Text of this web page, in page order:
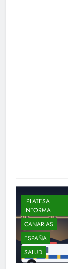
.PLATESA
INFORMA
CANARIAS
ESPAÑA
SALUD